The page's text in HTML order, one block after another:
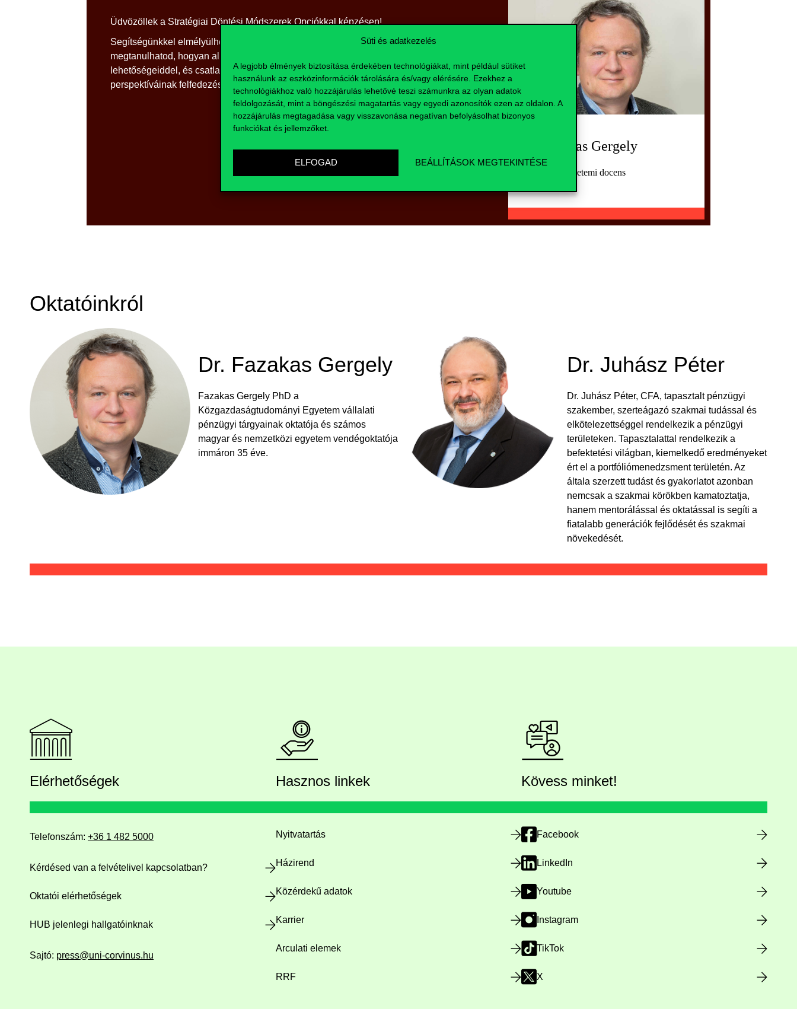
Süti és adatkezelés
A legjobb élmények biztosítása érdekében technológiákat, mint például sütiket
használunk az eszközinformációk tárolására és/vagy elérésére. Ezekhez a
technológiákhoz való hozzájárulás lehetővé teszi számunkra az olyan adatok
feldolgozását, mint a böngészési magatartás vagy egyedi azonosítók ezen az oldalon. A
hozzájárulás megtagadása vagy visszavonása negatívan befolyásolhat bizonyos
funkciókat és jellemzőket.
ELFOGAD BEÁLLÍTÁSOK MEGTEKINTÉSE
Üdvözöllek a Stratégiai Döntési Módszerek Opciókkal képzésen!
Segítségünkkel elmélyülhetsz az opciós elméletek világában, és
megtanulhatod, hogyan alkalmazhatod azokat a vállalati életben. Élj a
lehetőségeiddel, és csatlakozz hozzánk a gazdasági döntések új
perspektíváinak felfedezésére!
Dr. Fazekas Gergely
Szkfelelős, egyetemi docens
Oktatóinkról
Dr. Fazakas Gergely
Fazakas Gergely PhD a
Közgazdaságtudományi Egyetem vállalati
pénzügyi tárgyainak oktatója és számos
magyar és nemzetközi egyetem vendégoktatója
immáron 35 éve.
Dr. Juhász Péter
Dr. Juhász Péter, CFA, tapasztalt pénzügyi
szakember, szerteágazó szakmai tudással és
elkötelezettséggel rendelkezik a pénzügyi
területeken. Tapasztalattal rendelkezik a
befektetési világban, kiemelkedő eredményeket
ért el a portfóliómenedzsment területén. Az
általa szerzett tudást és gyakorlatot azonban
nemcsak a szakmai körökben kamatoztatja,
hanem mentorálással és oktatással is segíti a
fiatalabb generációk fejlődését és szakmai
növekedését.
Elérhetőségek
Telefonszám: +36 1 482 5000
Kérdésed van a felvételivel kapcsolatban?
Oktatói elérhetőségek
HUB jelenlegi hallgatóinknak
Sajtó: press@uni-corvinus.hu
Hasznos linkek
Nyitvatartás
Házirend
Közérdekű adatok
Karrier
Arculati elemek
RRF
Kövess minket!
Facebook
LinkedIn
Youtube
Instagram
TikTok
X